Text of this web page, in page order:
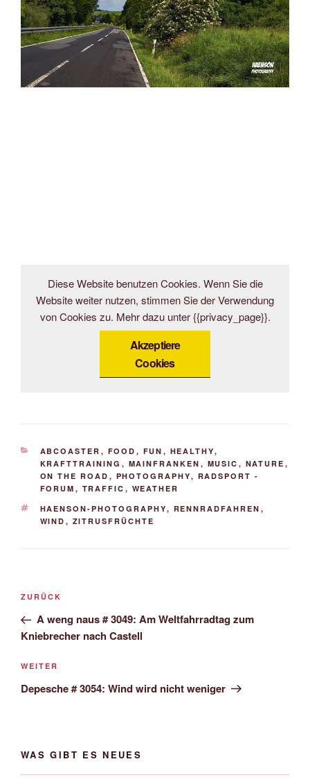
Diese Website benutzen Cookies. Wenn Sie die
Website weiter nutzen, stimmen Sie der Verwendung
von Cookies zu. Mehr dazu unter {{privacy_page}}.
Akzeptiere
Cookies
KATEGORIEN
ABCOASTER , FOOD , FUN , HEALTHY,
KRAFTTRAINING , MAINFRANKEN , MUSIC , NATURE ,
ON THE ROAD , PHOTOGRAPHY, RADSPORT -
FORUM , TRAFFIC , WEATHER
SCHLAGWÖRTER
HAENSON-PHOTOGRAPHY, RENNRADFAHREN ,
WIND , ZITRUSFRÜCHTE
Beitrags-
Vorheriger
Beitrag
ZURÜCK
A weng naus # 3049: Am Weltfahrradtag zum
Kniebrecher nach Castell
Nächster
Beitrag
WEITER
Depesche # 3054: Wind wird nicht weniger
WAS GIBT ES NEUES